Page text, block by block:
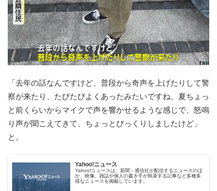
「去年の話なんですけど、普段から奇声を上げたりして警
察が来たり、たびたびよくあったみたいですね。夏ちょっ
と前くらいからマイクで声を響かせるような感じで、怒鳴
り声が聞こえてきて、ちょっとびっくりしましたけど」
と。
Yahoo!ニュース
Yahoo!ニュースは、新聞・通信社が配信するニュースのほ
か、映像、雑誌や個人の書き手が執筆する記事など多種多
様なニュースを掲載しています。